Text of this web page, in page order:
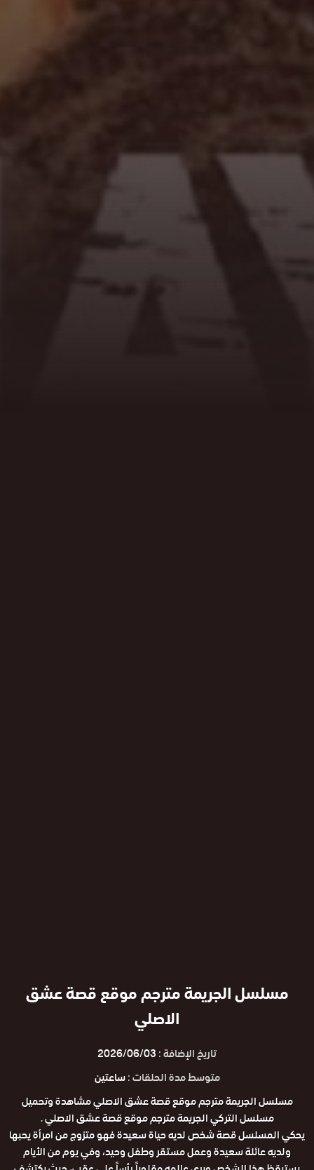
مسلسل الجريمة مترجم موقع قصة عشق
الاصلي
تاريخ الإضافة :2026/06/03
متوسط مدة الحلقات :ساعتين
مسلسل الجريمة مترجم موقع قصة عشق الاصلي مشاهدة وتحميل
مسلسل التركي الجريمة مترجم موقع قصة عشق الاصلي .
يحكي المسلسل قصة شخص لديه حياة سعيدة فهو متزوج من امرأة يحبها
ولديه عائلة سعيدة وعمل مستقر وطفل وحيد، وفي يوم من الأيام